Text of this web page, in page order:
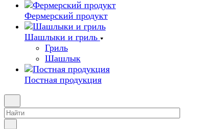
Фермерский продукт
Шашлыки и гриль
Гриль
Шашлык
Постная продукция